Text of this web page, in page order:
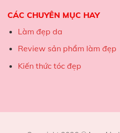
CÁC CHUYÊN MỤC HAY
Làm đẹp da
Review sản phẩm làm đẹp
Kiến thức tóc đẹp